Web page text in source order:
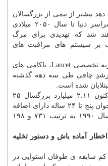
بیشتر از نیمی از بزرگسالان
و یک سوم کودکان و جوانان در سراسر دنیا تا سال ۲۰۵۰ میلادی
شد که تهدیدی برای مرگ
بر سیستم های مراقبت های
بر مبنای تحلیل انتشار یافته در نشریه تخصصی Lancet، ناکامی های
رشدِ چاقی طی سه دهه گذشته
شده است.
این مطالعه نشان داده است هم اکنون ۲.۱۱ میلیارد بزرگسال ۲۵
سال به بالا و ۴۹۳ میلیون کودک و جوان پنج تا ۲۴ ساله دارای اضافه
وزن یا چاقی هستند. این رقم در سال ۱۹۹۰ به ترتیب ۷۳۱ و ۱۹۸
آماده باش و دستور تخلیه
کم سابقه ی طوفان استوایی در